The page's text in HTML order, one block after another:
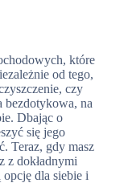
które
od tego,
czy
bezdotykowa, na
Dbając o
się jego
Teraz, gdy masz
z dokładnymi
opcję dla siebie i